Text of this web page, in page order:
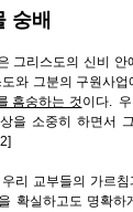
숭배
그리스도의 신비 안
와 그분의 구원사
흠숭하는 것이다. 우
을 소중히 하면서
리 교부들의 가르침
확실하고도 명확하